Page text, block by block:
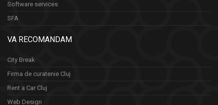
Software services
SFA
VA RECOMANDAM
City Break
Firma de curatenie Cluj
Rent a Car Cluj
Web Design